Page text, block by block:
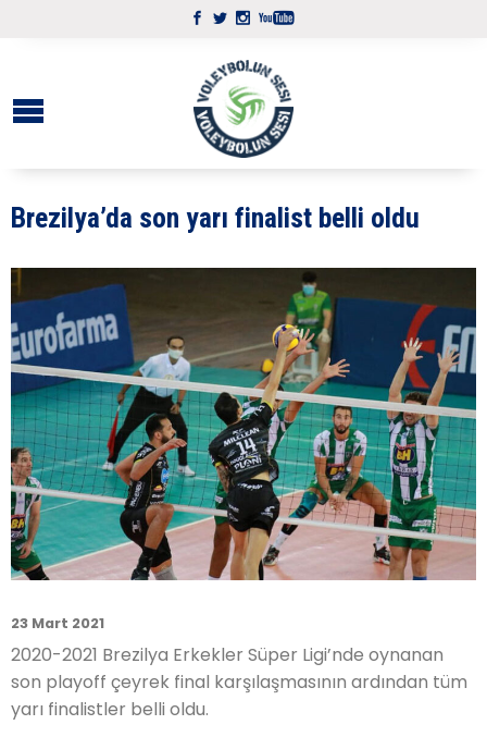
Brezilya’da son yarı finalist belli oldu
23 Mart 2021
2020-2021 Brezilya Erkekler Süper Ligi’nde oynanan
son playoff çeyrek final karşılaşmasının ardından tüm
yarı finalistler belli oldu.